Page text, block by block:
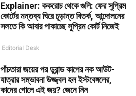
Explainer: ককরোচ থেকে গুলি: ফের সুপ্রিম
কোর্টের মন্তব্য ঘিরে চূড়ান্ত বিতর্ক, আন্দোলনের
সলতে কি আবার পাকাচ্ছে সুপ্রিম কোর্ট নিজেই
Editorial Desk
পাঁচতারা জয়ের পর ডুরান্ড কাপের নক আউট-
যাত্রার সম্ভাবনা উজ্জ্বল হল ইস্টবেঙ্গলের,
কাদের গোলে এই জয়? জেনে নিন